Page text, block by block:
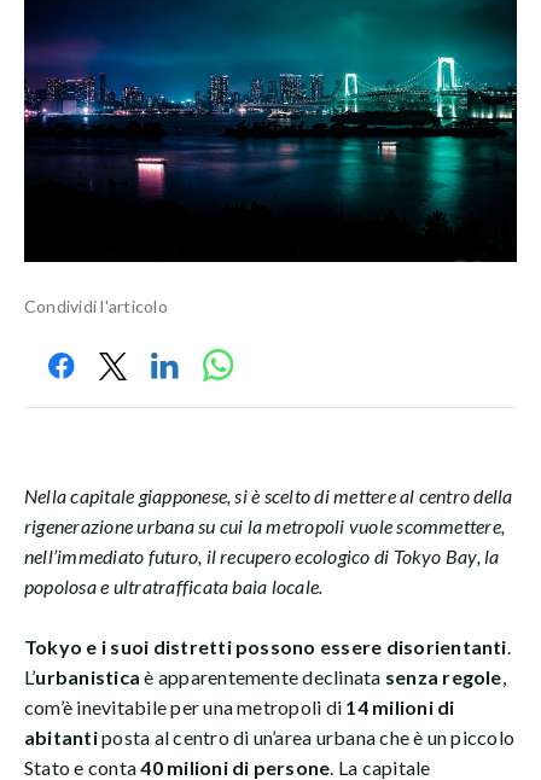
Condividi l'articolo
Nella capitale giapponese, si è scelto di mettere al centro della
rigenerazione urbana su cui la metropoli vuole scommettere,
nell’immediato futuro, il recupero ecologico di Tokyo Bay, la
popolosa e ultratrafficata baia locale.
Tokyo e i suoi distretti possono essere disorientanti
L’urbanistica è apparentemente declinata senza regole
com’è inevitabile per una metropoli di 14 milioni di
abitantiposta al centro di un’area urbana che è un piccolo
Stato e conta40 milioni di persone . La capitale